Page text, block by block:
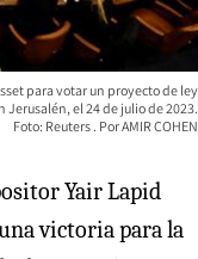
para votar un proyecto de ley
el 24 de julio de 2023.
Foto: Reuters
AMIR COHEN
Yair Lapid
victoria para la